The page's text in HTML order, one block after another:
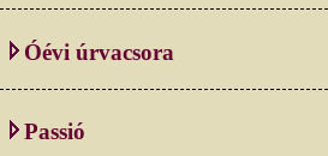
Óévi úrvacsora
Passió